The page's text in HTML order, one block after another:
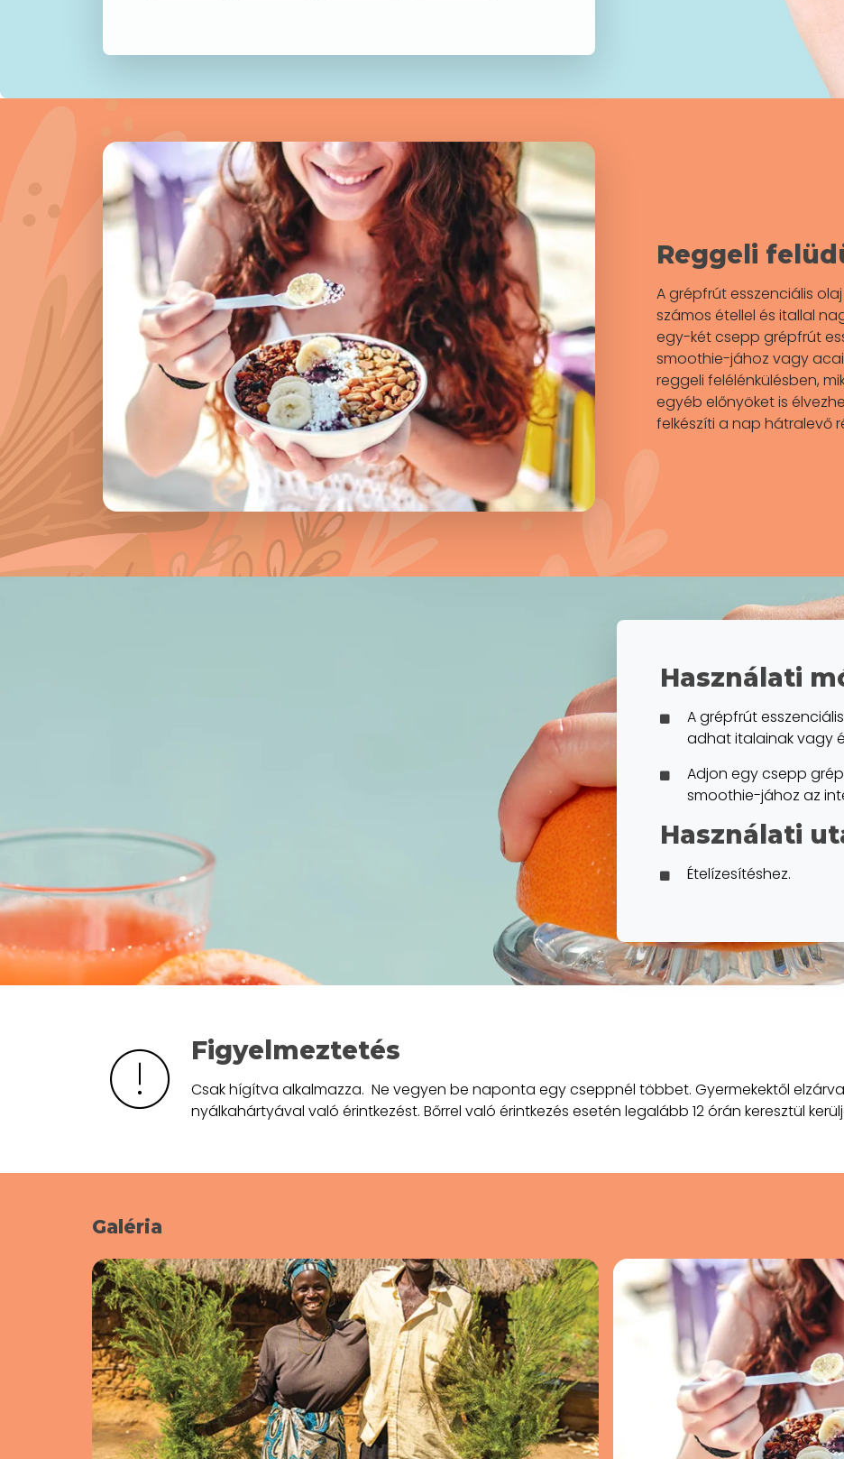
Reggeli
A grépfrút esszenciális
számos étellel és itallal
egy-két csepp grépfrút
smoothie-jához vagy
reggeli felélénkülésben,
egyéb előnyöket is
felkészíti a nap hátralevő
Használati
A grépfrút
adhat italainak vagy
Adjon egy csepp
smoothie-jához az
Használati
Ételízesítéshez.
Figyelmeztetés
Csak hígítva alkalmazza. Ne vegyen be naponta egy cseppnél többet. Gyermekektől
nyálkahártyával való érintkezést. Bőrrel való érintkezés esetén legalább 12 órán keresztül
Galéria